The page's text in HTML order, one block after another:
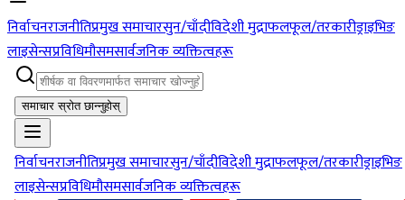
निर्वाचनराजनीतिप्रमुख समाचारसुन/चाँदीविदेशी मुद्राफलफूल/तरकारीड्राइभिङ
लाइसेन्सप्रविधिमौसमसार्वजनिक व्यक्तित्वहरू
समाचार स्रोत छान्नुहोस्
निर्वाचनराजनीतिप्रमुख समाचारसुन/चाँदीविदेशी मुद्राफलफूल/तरकारीड्राइभिङ
लाइसेन्सप्रविधिमौसमसार्वजनिक व्यक्तित्वहरू